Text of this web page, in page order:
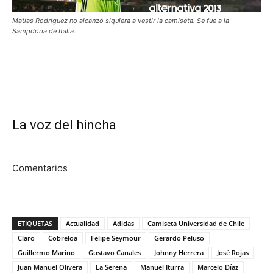
Matías Rodríguez no alcanzó siquiera a vestir la camiseta. Se fue a la
Sampdoria de Italia.
La voz del hincha
Comentarios
ETIQUETAS Actualidad Adidas
Camiseta Universidad de Chile
Claro
Cobreloa Felipe Seymour
Gerardo Peluso
Guillermo Marino
Gustavo Canales Johnny Herrera
José Rojas
Juan Manuel Olivera
La Serena Manuel Iturra
Marcelo Díaz